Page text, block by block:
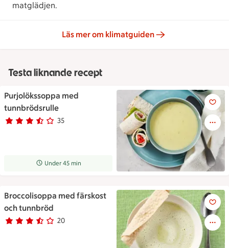
matglädjen.
Läs mer om klimatguiden
Testa liknande recept
Purjolökssoppa med
tunnbrödsrulle
Betyg 3.7 av 5. 35
35 personer har röstat
Receptet tar Under 45 min att tillaga
Under 45 min
En skål soppa på en tallrik
Broccolisoppa med färskost
och tunnbröd
Betyg 3.2 av 5. 20
20 personer har röstat
Broccolisoppa med färskost